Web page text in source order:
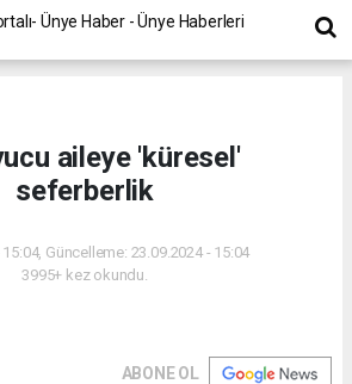
aileye 'küresel'
seferberlik
Güncelleme: 23.09.2024 - 15:04
3995+ kez okundu.
ABONE OL